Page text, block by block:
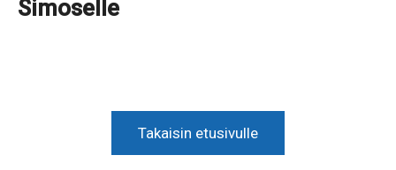
Simoselle
Takaisin etusivulle